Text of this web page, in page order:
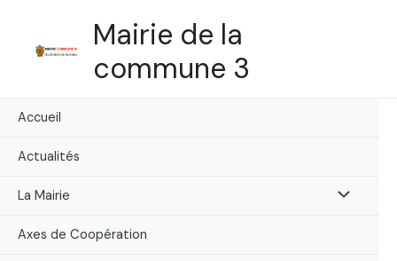
content
Mairie de la
commune 3
Accueil
Actualités
La Mairie Menu
Axes de Coopération